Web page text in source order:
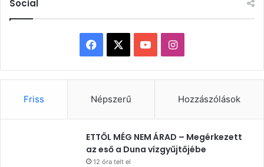
Social
Facebook YouTubeInstagram
Friss Népszerű Hozzászólások
ETTŐL MÉG NEM ÁRAD – Megérkezett
az eső a Duna vízgyűjtőjébe
12 óra telt el